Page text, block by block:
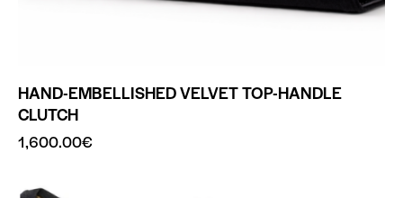
HAND-EMBELLISHED VELVET TOP-HANDLE
CLUTCH
1,600.00€